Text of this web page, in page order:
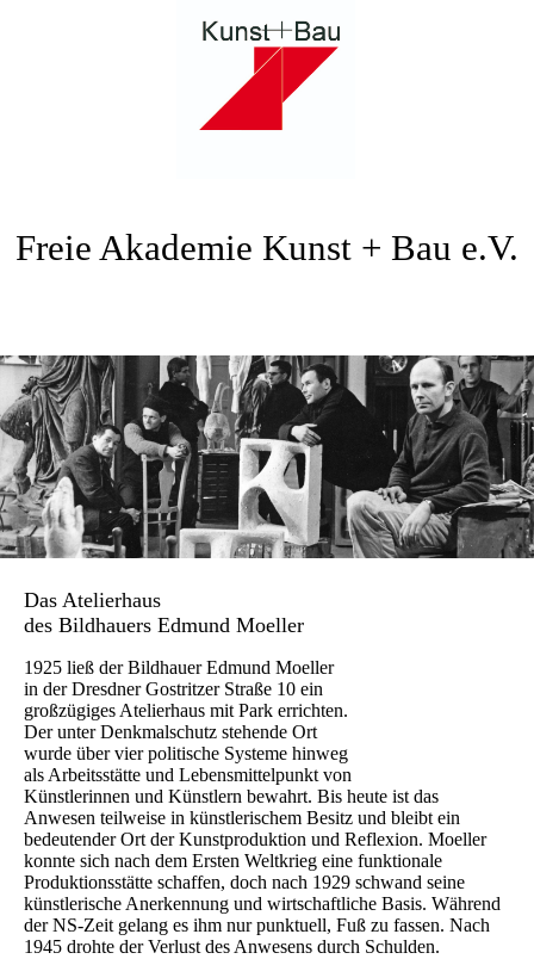
Freie Akademie Kunst + Bau e.V.
Das Atelierhaus
des Bildhauers Edmund Moeller
1925 ließ der Bildhauer Edmund Moeller
in der Dresdner Gostritzer Straße 10 ein
großzügiges Atelierhaus mit Park errichten.
Der unter Denkmalschutz stehende Ort
wurde über vier politische Systeme hinweg
als Arbeitsstätte und Lebensmittelpunkt von
Künstlerinnen und Künstlern bewahrt. Bis heute ist das
Anwesen teilweise in künstlerischem Besitz und bleibt ein
bedeutender Ort der Kunstproduktion und Reflexion. Moeller
konnte sich nach dem Ersten Weltkrieg eine funktionale
Produktionsstätte schaffen, doch nach 1929 schwand seine
künstlerische Anerkennung und wirtschaftliche Basis. Während
der NS-Zeit gelang es ihm nur punktuell, Fuß zu fassen. Nach
1945 drohte der Verlust des Anwesens durch Schulden.